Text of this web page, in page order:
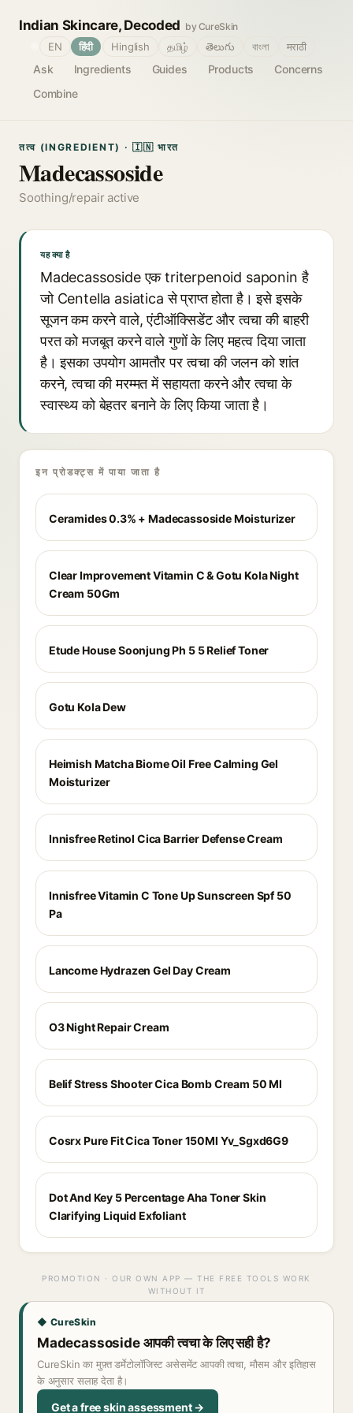
Indian Skincare, Decoded by CureSkin
Ask Ingredients Guides Products
Concerns
Combine
EN हिंदी Hinglish தமிழ் తెలుగు বাংলা मराठी
तत्व (INGREDIENT) · 🇮🇳 भारत
Madecassoside
Soothing/repair active
यह क्या है
Madecassoside एक triterpenoid saponin है
जो Centella asiatica से प्राप्त होता है। इसे इसके
सूजन कम करने वाले, एंटीऑक्सिडेंट और त्वचा की बाहरी
परत को मजबूत करने वाले गुणों के लिए महत्व दिया जाता
है। इसका उपयोग आमतौर पर त्वचा की जलन को शांत
करने, त्वचा की मरम्मत में सहायता करने और त्वचा के
स्वास्थ्य को बेहतर बनाने के लिए किया जाता है।
इन प्रोडक्ट्स में पाया जाता है
Ceramides 0.3% + Madecassoside Moisturizer
Clear Improvement Vitamin C & Gotu Kola Night
Cream 50Gm
Etude House Soonjung Ph 5 5 Relief Toner
Gotu Kola Dew
Heimish Matcha Biome Oil Free Calming Gel
Moisturizer
Innisfree Retinol Cica Barrier Defense Cream
Innisfree Vitamin C Tone Up Sunscreen Spf 50
Pa
Lancome Hydrazen Gel Day Cream
O3 Night Repair Cream
Belif Stress Shooter Cica Bomb Cream 50 Ml
Cosrx Pure Fit Cica Toner 150Ml Yv_Sgxd6G9
Dot And Key 5 Percentage Aha Toner Skin
Clarifying Liquid Exfoliant
PROMOTION · OUR OWN APP — THE FREE TOOLS WORK
WITHOUT IT
◆ CureSkin
Madecassoside आपकी त्वचा के लिए सही है?
CureSkin का मुफ़्त डर्मेटोलॉजिस्ट असेसमेंट आपकी त्वचा, मौसम और इतिहास
के अनुसार सलाह देता है।
Get a free skin assessment →